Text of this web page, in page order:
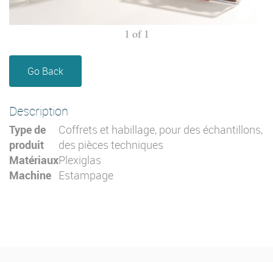
1 of 1
Go Back
Description
Type de
produit
Coffrets et habillage, pour des échantillons,
des pièces techniques
MatériauxPlexiglas
Machine Estampage